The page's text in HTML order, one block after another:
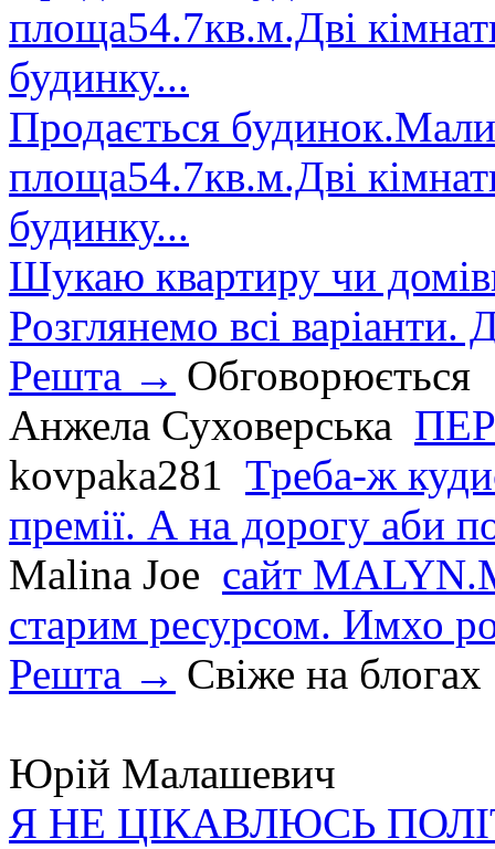
площа54.7кв.м.Дві
будинку...
Продається
площа54.7кв.м.Дві
будинку...
Шукаю квартиру чи
Розглянемо всі варіанти.
Решта → Обговорюється
Анжела Суховерська
kovpaka281 Треба-ж
премії. А на дорогу аби
Malina Joe сайт
старим ресурсом. Имхо
Решта → Свіже на блогах
Юрій Малашевич
Я НЕ ЦІКАВЛЮСЬ